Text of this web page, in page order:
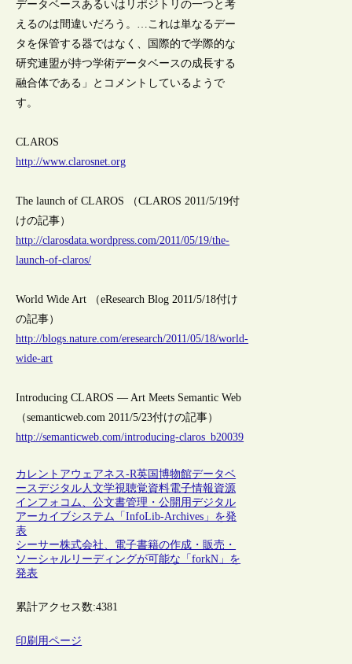
データベースあるいはリポジトリの一つと考
えるのは間違いだろう。…これは単なるデー
タを保管する器ではなく、国際的で学際的な
研究連盟が持つ学術データベースの成長する
融合体である」とコメントしているようで
す。
CLAROS
http://www.clarosnet.org
The launch of CLAROS （CLAROS 2011/5/19付
けの記事）
http://clarosdata.wordpress.com/2011/05/19/the-
launch-of-claros/
World Wide Art （eResearch Blog 2011/5/18付け
の記事）
http://blogs.nature.com/eresearch/2011/05/18/world-
wide-art
Introducing CLAROS — Art Meets Semantic Web
（semanticweb.com 2011/5/23付けの記事）
http://semanticweb.com/introducing-claros_b20039
カレントアウェアネス-R英国博物館データベ
ースデジタル人文学視聴覚資料電子情報資源
インフォコム、公文書管理・公開用デジタル
アーカイブシステム「InfoLib-Archives」を発
表
シーサー株式会社、電子書籍の作成・販売・
ソーシャルリーディングが可能な「forkN」を
発表
累計アクセス数:4381
印刷用ページ